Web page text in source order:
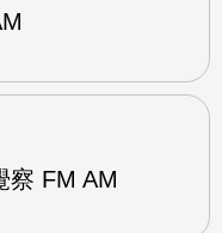
察 FM AM